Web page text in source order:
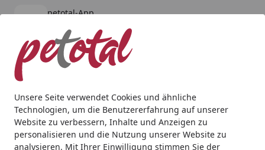
Unsere Seite verwendet Cookies und ähnliche
Technologien, um die Benutzererfahrung auf unserer
Website zu verbessern, Inhalte und Anzeigen zu
personalisieren und die Nutzung unserer Website zu
analysieren. Mit Ihrer Einwilligung stimmen Sie der
petotal-App
kostenlos - Im App Store
Alle Produkte
Mein Konto
Suchen
Startseite
Geschenkideen Geschenkideen für Katzen
TRIXIE Schutznetz, drahtverstärkt,